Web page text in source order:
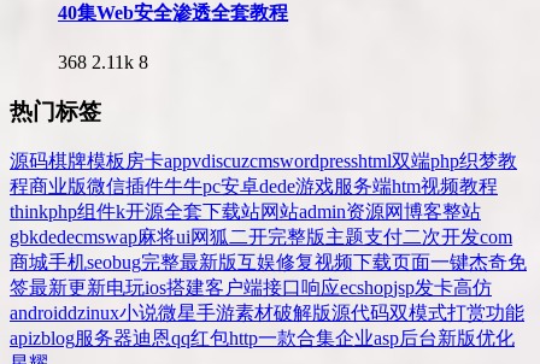
40集Web安全渗透全套教程
368 2.11k 8
热门标签
源码棋牌模板 房卡appvdiscuzcmswordpresshtml双端php织梦教
程商业版微信插件牛牛pc安卓dede游戏服务端htm视频教程
thinkphp组件k开源全套下载站网站admin资源网博客整站
gbkdedecmswap麻将ui网狐 二开完整版主题支付二次开发com
商城手机seobug完整最新版互娱修复视频下载页面一键杰奇免
签最新更新电玩ios搭建客户端接口响应ecshopjsp发卡高仿
androiddzinux小说微星手游素材破解版源代码双模式打赏功能
apizblog服务器迪恩qq红包http一款合集企业asp后台新版优化